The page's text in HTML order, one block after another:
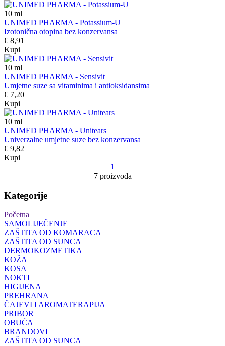
10 ml
UNIMED PHARMA - Potassium-U
Izotonična otopina bez konzervansa
€ 8,91
Kupi
10 ml
UNIMED PHARMA - Sensivit
Umjetne suze sa vitaminima i antioksidansima
€ 7,20
Kupi
10 ml
UNIMED PHARMA - Unitears
Univerzalne umjetne suze bez konzervansa
€ 9,82
Kupi
1
7 proizvoda
Kategorije
Početna
SAMOLIJEČENJE
ZAŠTITA OD KOMARACA
ZAŠTITA OD SUNCA
DERMOKOZMETIKA
KOŽA
KOSA
NOKTI
HIGIJENA
PREHRANA
ČAJEVI I AROMATERAPIJA
PRIBOR
OBUĆA
BRANDOVI
ZAŠTITA OD SUNCA